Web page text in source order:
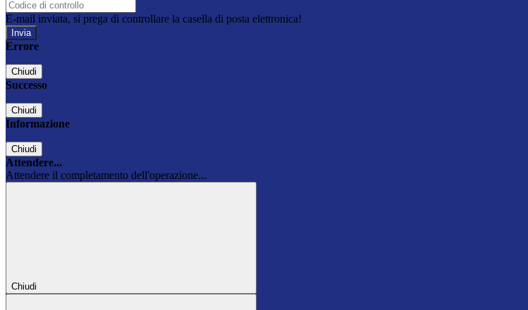
E-mail inviata, si prega di controllare la casella di posta elettronica!
Errore
Chiudi
Successo
Chiudi
Informazione
Chiudi
Attendere...
Attendere il completamento dell'operazione...
Chiudi